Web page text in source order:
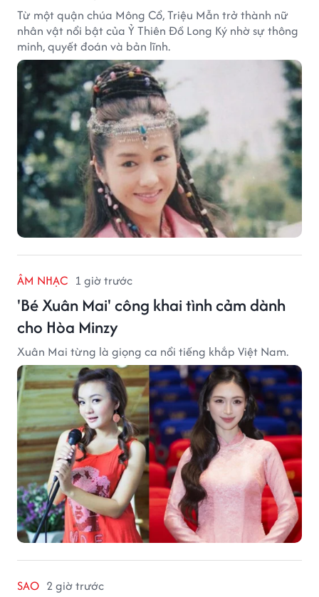
Từ một quận chúa Mông Cổ, Triệu Mẫn trở thành nữ
nhân vật nổi bật của Ỷ Thiên Đồ Long Ký nhờ sự thông
minh, quyết đoán và bản lĩnh.
ÂM NHẠC 1 giờ trước
'Bé Xuân Mai' công khai tình cảm dành
cho Hòa Minzy
Xuân Mai từng là giọng ca nổi tiếng khắp Việt Nam.
SAO 2 giờ trước